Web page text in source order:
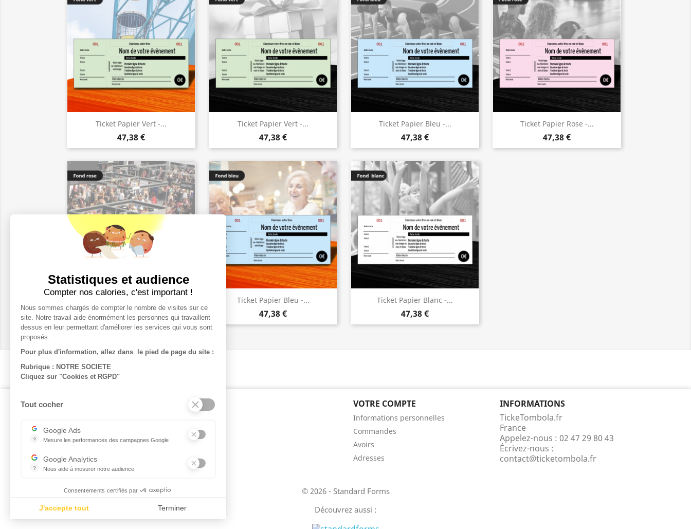
Ticket Papier Vert -...
47,38 €
Ticket Papier Vert -...
47,38 €
Ticket Papier Bleu -...
47,38 €
Ticket Papier Rose -...
47,38 €
Ticket Papier Rose -...
47,38 €
Ticket Papier Bleu -...
47,38 €
Ticket Papier Blanc -...
47,38 €
NOTRE SOCIÉTÉ
Conditions Générales de Vente
Cookies et RGPD
Livraison
Contactez-nous
VOTRE COMPTE
Informations personnelles
Commandes
Avoirs
Adresses
INFORMATIONS
TickeTombola.fr
France
Appelez-nous : 02 47 29 80 43
Écrivez-nous :
contact@ticketombola.fr
© 2026 - Standard Forms
Découvrez aussi :
Statistiques et audience
Compter nos calories, c'est important !
Nous sommes chargés de compter le nombre de visites sur ce
site. Notre travail aide énormément les personnes qui travaillent
dessus en leur permettant d'améliorer les services qui vous sont
proposés.
Pour plus d'information, allez dans le pied de page du site :
Rubrique : NOTRE SOCIETE
Cliquez sur "Cookies et RGPD"
Tout cocher
?
Google Ads
Mesure les performances des campagnes Google
Ce service permet aux annonceurs d'acheter des annonces ou des bannières, qui seront affichées sur les pages de Google.
?
Google Analytics
Nous aide à mesurer notre audience
Consentements certifiés par
J'accepte tout Terminer